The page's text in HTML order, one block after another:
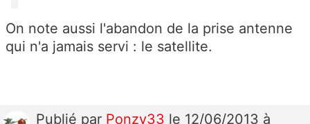
On note aussi l'abandon de la prise antenne
qui n'a jamais servi : le satellite.
Publié par Ponzy33 le 12/06/2013 à